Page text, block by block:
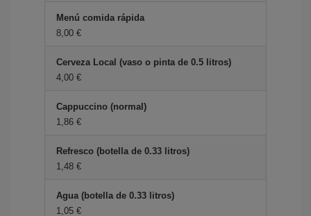
Menú comida rápida
8,00 €
Cerveza Local (vaso o pinta de 0.5 litros)
4,00 €
Cappuccino (normal)
1,86 €
Refresco (botella de 0.33 litros)
1,48 €
Agua (botella de 0.33 litros)
1,05 €